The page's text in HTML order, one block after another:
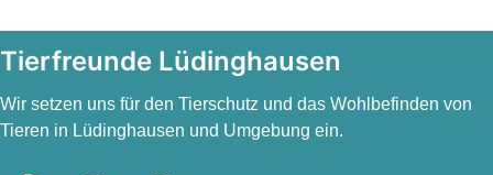
Tierfreunde Lüdinghausen
Wir setzen uns für den Tierschutz und das Wohlbefinden von
Tieren in Lüdinghausen und Umgebung ein.